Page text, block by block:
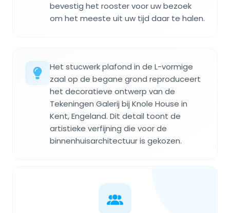
bevestig het rooster voor uw bezoek
om het meeste uit uw tijd daar te halen.
Het stucwerk plafond in de L-vormige
zaal op de begane grond reproduceert
het decoratieve ontwerp van de
Tekeningen Galerij bij Knole House in
Kent, Engeland. Dit detail toont de
artistieke verfijning die voor de
binnenhuisarchitectuur is gekozen.